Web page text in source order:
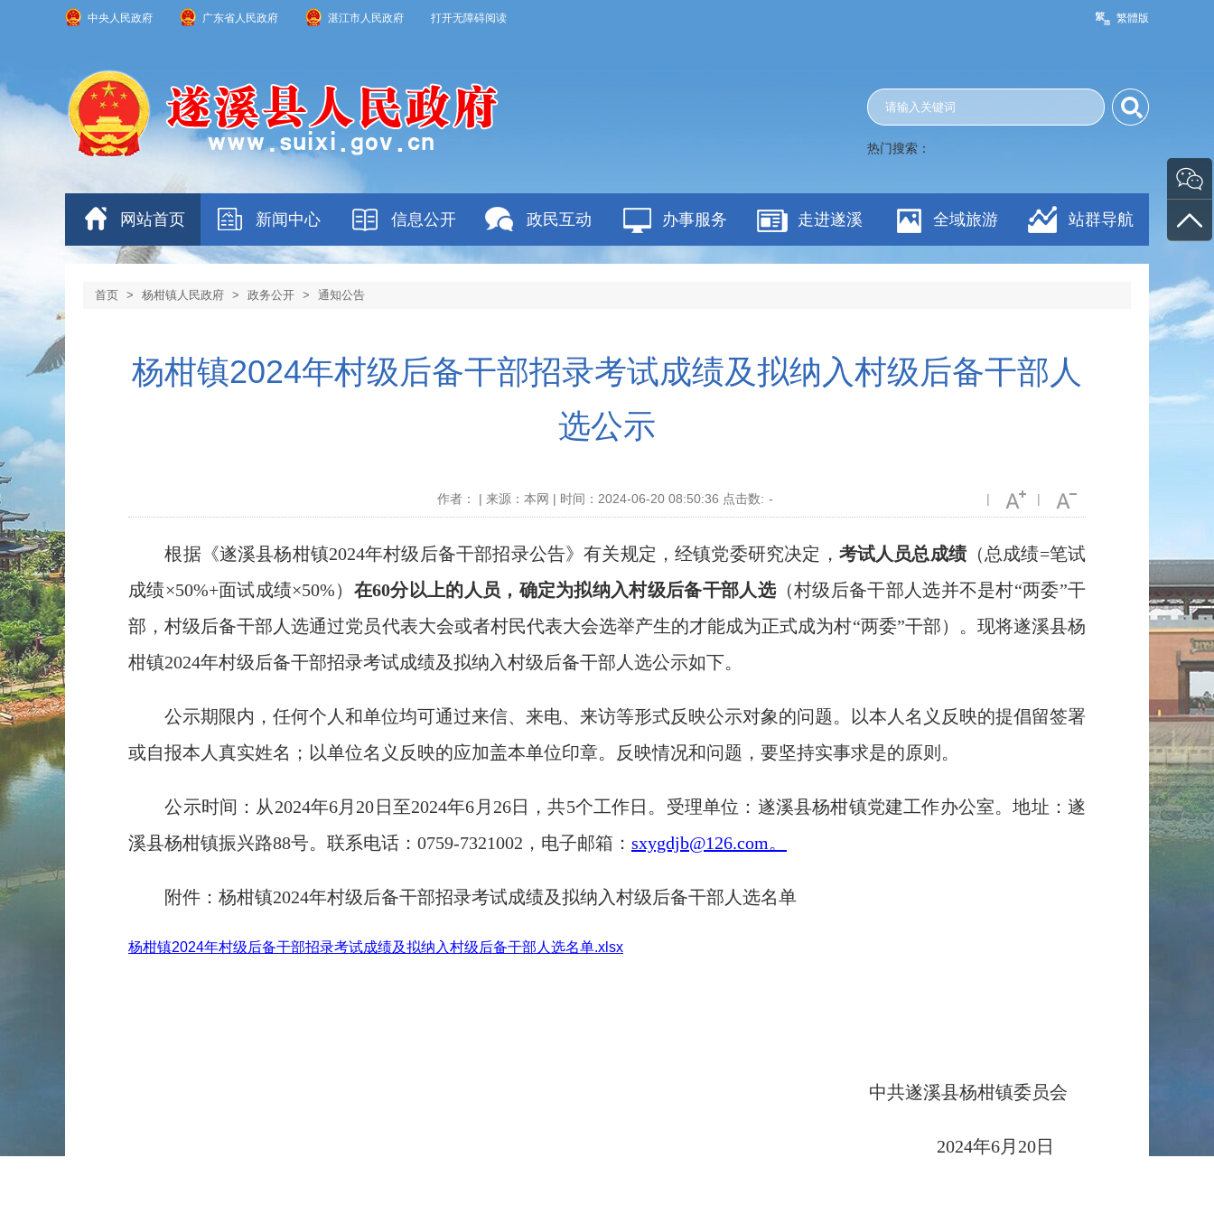
繁體版
中央人民政府 广东省人民政府 湛江市人民政府 打开无障碍阅读
热门搜索：
网站首页 新闻中心 信息公开 政民互动 办事服务 走进遂溪 全域旅游 站群导航
首页 > 杨柑镇人民政府 > 政务公开 > 通知公告
杨柑镇2024年村级后备干部招录考试成绩及拟纳入村级后备干部人
选公示
|
|
作者： | 来源：本网 | 时间：2024-06-20 08:50:36 点击数: -
根据《遂溪县杨柑镇2024年村级后备干部招录公告》有关规定，经镇党委研究决定， 考试人员总成绩（总成绩=笔试
成绩×50%+面试成绩×50%） 在60分以上的人员，确定为拟纳入村级后备干部人选（村级后备干部人选并不是村“两委”干
部，村级后备干部人选通过党员代表大会或者村民代表大会选举产生的才能成为正式成为村“两委”干部）。现将遂溪县杨
柑镇2024年村级后备干部招录考试成绩及拟纳入村级后备干部人选公示如下。
公示期限内，任何个人和单位均可通过来信、来电、来访等形式反映公示对象的问题。以本人名义反映的提倡留签署
或自报本人真实姓名；以单位名义反映的应加盖本单位印章。反映情况和问题，要坚持实事求是的原则。
公示时间：从2024年6月20日至2024年6月26日，共5个工作日。受理单位：遂溪县杨柑镇党建工作办公室。地址：遂
溪县杨柑镇振兴路88号。联系电话：0759-7321002，电子邮箱： sxygdjb@126.com。
附件： 杨柑镇2024年村级后备干部招录考试成绩及拟纳入村级后备干部人选名单
杨柑镇2024年村级后备干部招录考试成绩及拟纳入村级后备干部人选名单.xlsx
中共遂溪县杨柑镇委员会
2024年6月20日